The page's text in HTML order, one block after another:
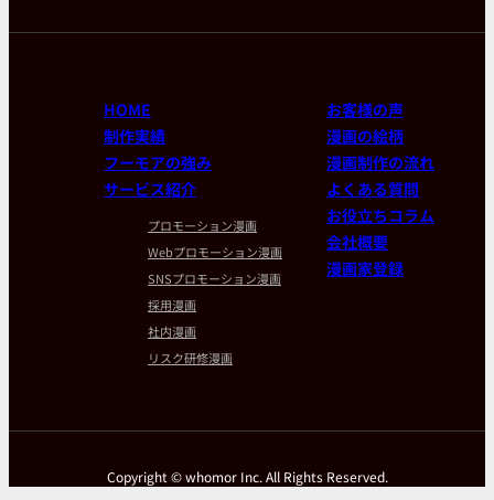
HOME
制作実績
フーモアの強み
サービス紹介
プロモーション漫画
Webプロモーション漫画
SNSプロモーション漫画
採用漫画
社内漫画
リスク研修漫画
お客様の声
漫画の絵柄
漫画制作の流れ
よくある質問
お役立ちコラム
会社概要
漫画家登録
Copyright © whomor Inc. All Rights Reserved.